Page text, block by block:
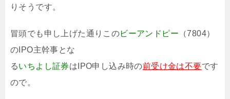
りそうです。
冒頭でも申し上げた通りこのビーアンドピー （7804）
のIPO主幹事とな
るいちよし証券はIPO申し込み時の前受け金は不要です
ので。